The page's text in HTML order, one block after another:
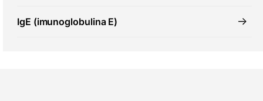
IgE (imunoglobulina E)